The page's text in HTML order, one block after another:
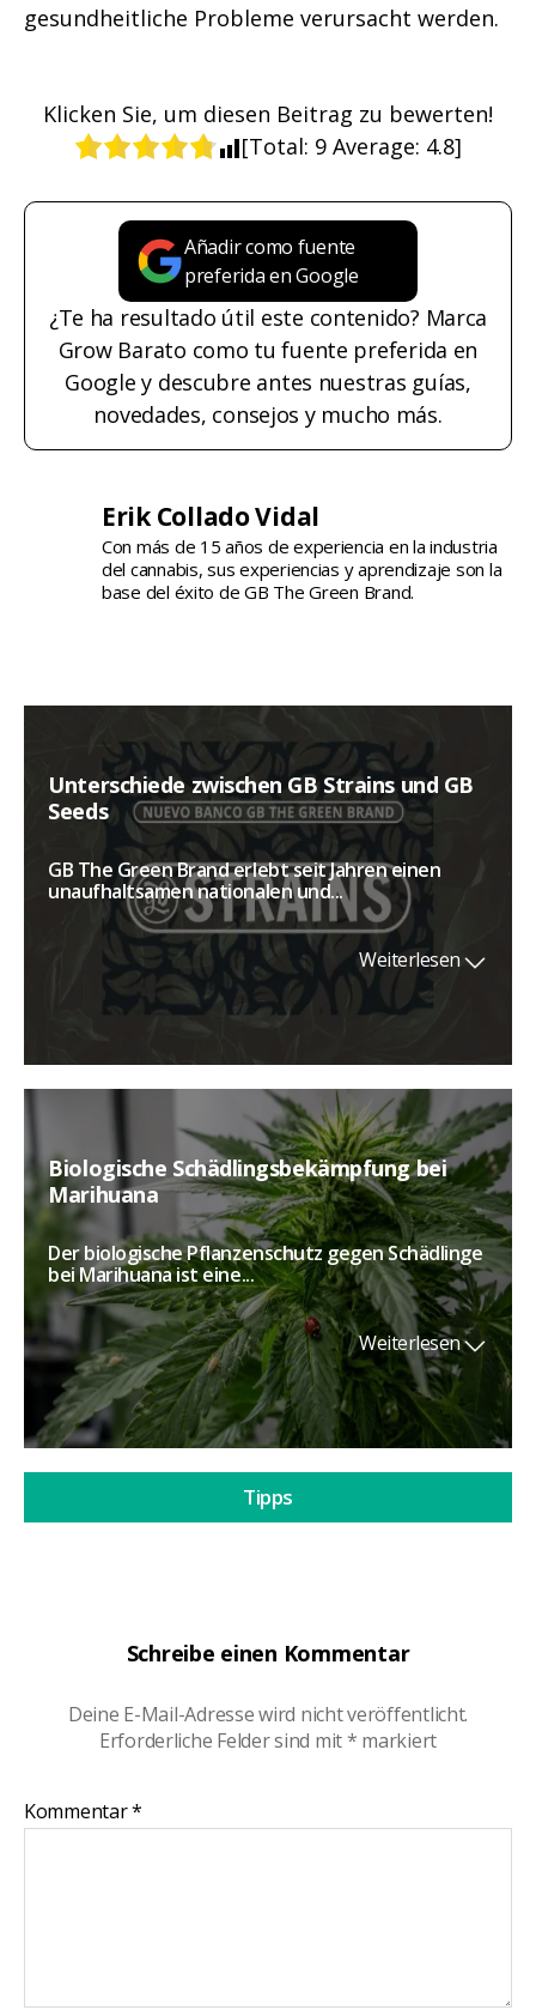
gesundheitliche Probleme verursacht werden.
Klicken Sie, um diesen Beitrag zu bewerten!
[Total: 9 Average: 4.8]
Añadir como fuente
preferida en Google
¿Te ha resultado útil este contenido? Marca
Grow Barato como tu fuente preferida en
Google y descubre antes nuestras guías,
novedades, consejos y mucho más.
Erik Collado Vidal
Con más de 15 años de experiencia en la industria
del cannabis, sus experiencias y aprendizaje son la
base del éxito de GB The Green Brand.
Schreibe einen Kommentar
Deine E-Mail-Adresse wird nicht veröffentlicht.
Erforderliche Felder sind mit* markiert
Kommentar*
Unterschiede zwischen GB Strains und GB
Seeds
GB The Green Brand erlebt seit Jahren einen
unaufhaltsamen nationalen und...
Weiterlesen
Biologische Schädlingsbekämpfung bei
Marihuana
Der biologische Pflanzenschutz gegen Schädlinge
bei Marihuana ist eine...
Weiterlesen
Tipps